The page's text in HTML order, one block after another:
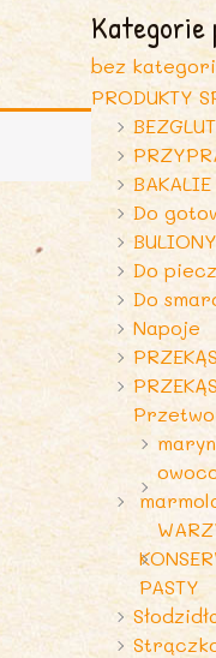
Kategorie
bez
PRODUKTY
BAKALIE
Do
BULIONY
Do
Do
Napoje
PASTY